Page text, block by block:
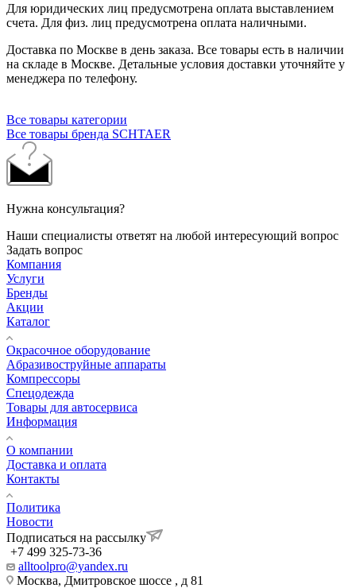
Для юридических лиц предусмотрена оплата выставлением
счета. Для физ. лиц предусмотрена оплата наличными.
Доставка по Москве в день заказа. Все товары есть в наличии
на складе в Москве. Детальные условия доставки уточняйте у
менеджера по телефону.
Все товары категории
Все товары бренда SCHTAER
Нужна консультация?
Наши специалисты ответят на любой интересующий вопрос
Задать вопрос
Компания
Услуги
Бренды
Акции
Каталог
Окрасочное оборудование
Aбразивоструйные аппараты
Компрессоры
Спецодежда
Товары для автосервиса
Информация
О компании
Доставка и оплата
Контакты
Политика
Новости
Подписаться на рассылку
+7 499 325-73-36
alltoolpro@yandex.ru
Москва, Дмитровское шоссе , д 81